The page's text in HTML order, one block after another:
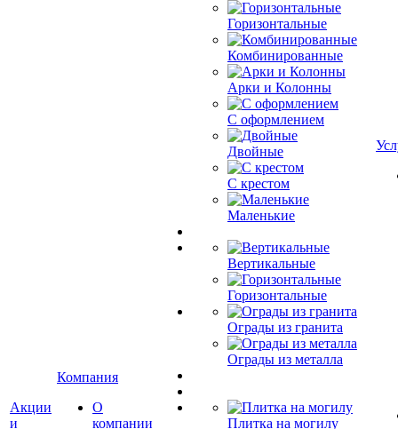
Акции
и
Компания
О
компании
Горизонтальные
Комбинированные
Арки и Колонны
С оформлением
Двойные
С крестом
Маленькие
Вертикальные
Горизонтальные
Ограды из гранита
Ограды из металла
Плитка на могилу